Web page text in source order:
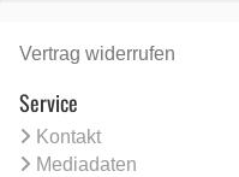
Vertrag widerrufen
Service
Kontakt
Mediadaten